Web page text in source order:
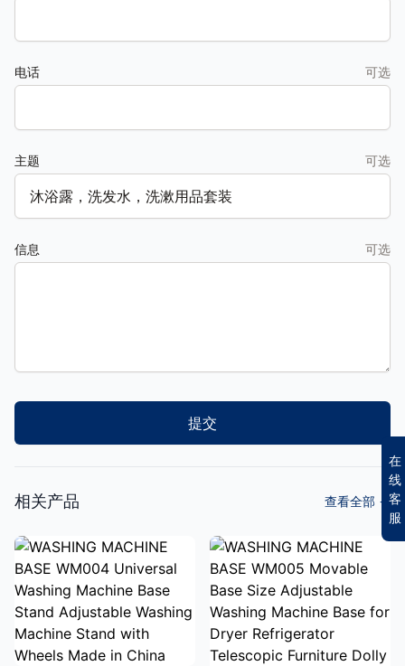
电话 可选
主题 可选
信息 可选
提交
相关产品 查看全部 →
在
线
客
服